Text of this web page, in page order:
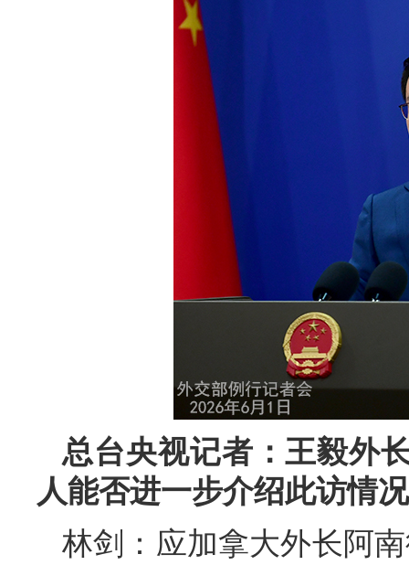
总台央视记者：王毅外
人能否进一步介绍此访情
林剑：应加拿大外长阿